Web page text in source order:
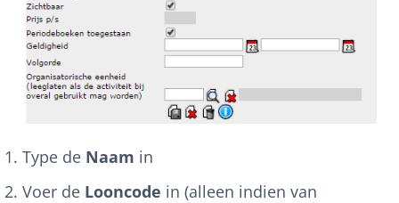
Type de Naam in
Voer de Looncode in (alleen indien van